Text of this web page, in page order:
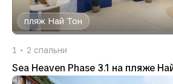
пляж Най Тон
1 2 спальни
Sea Heaven Phase 3.1 на пляже